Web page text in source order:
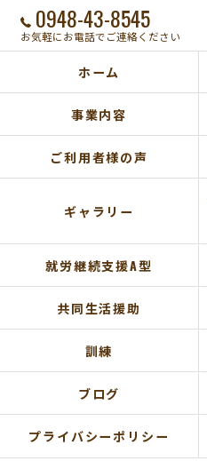
0948-43-8545
お気軽にお電話でご連絡ください
ホーム
事業内容
ご利用者様の声
ギャラリー
就労継続支援A型
共同生活援助
訓練
ブログ
プライバシーポリシー